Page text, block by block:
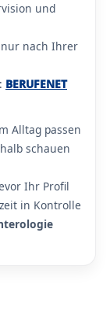
und
nur nach Ihrer
BERUFENET
Alltag passen
schauen
Ihr Profil
in Kontrolle